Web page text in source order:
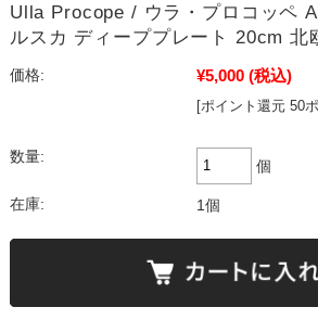
Ulla Procope / ウラ・プロコッペ
ルスカ ディーププレート 20cm 北
価格: ¥5,000 (税込)
[ポイント還元 50
数量:
個
在庫: 1個